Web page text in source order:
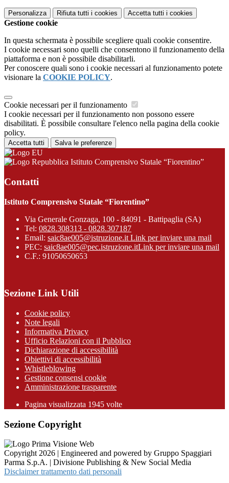
Personalizza Rifiuta tutti i cookies Accetta tutti i cookies
Gestione cookie
In questa schermata è possibile scegliere quali cookie consentire.
I cookie necessari sono quelli che consentono il funzionamento della
piattaforma e non è possibile disabilitarli.
Per conoscere quali sono i cookie necessari al funzionamento potete
visionare la COOKIE POLICY.
Cookie necessari per il funzionamento
I cookie necessari per il funzionamento non possono essere
disabilitati. È possibile consultare l'elenco nella pagina della cookie
policy.
Accetta tutti Salva le preferenze
Istituto Comprensivo Statale “Fiorentino”
Contatti
Istituto Comprensivo Statale “Fiorentino”
Via Generale Gonzaga, 100 - 84091 - Battipaglia (SA)
Tel: 0828.308313 - 0828.307187
Email: saic8ae005@istruzione.it Link per inviare una mail
PEC: saic8ae005@pec.istruzione.itLink per inviare una mail
C.F.: 91050650653
Sezione Link Utili
Cookie policy
Note legali
Informativa Privacy
Ufficio Relazioni con il Pubblico
Dichiarazione di accessibilità
Obiettivi di accessibilità
Whistleblowing
Gestione consensi cookie
Amministrazione trasparente
Pagina visualizzata 1945 volte
Sezione Copyright
Copyright 2026 | Engineered and powered by Gruppo Spaggiari
Parma S.p.A. | Divisione Publishing & New Social Media
Disclaimer trattamento dati personali